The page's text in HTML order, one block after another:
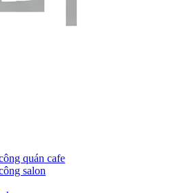
quán cafe
salon